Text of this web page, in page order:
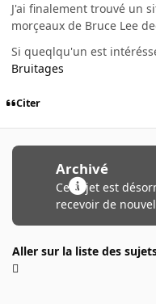
J'ai finalement trouvé un
morçeaux de Bruce Lee
Si queqlqu'un est
Bruitages
Citer
Archivé
Ce sujet est
recevoir de
Aller sur la liste des